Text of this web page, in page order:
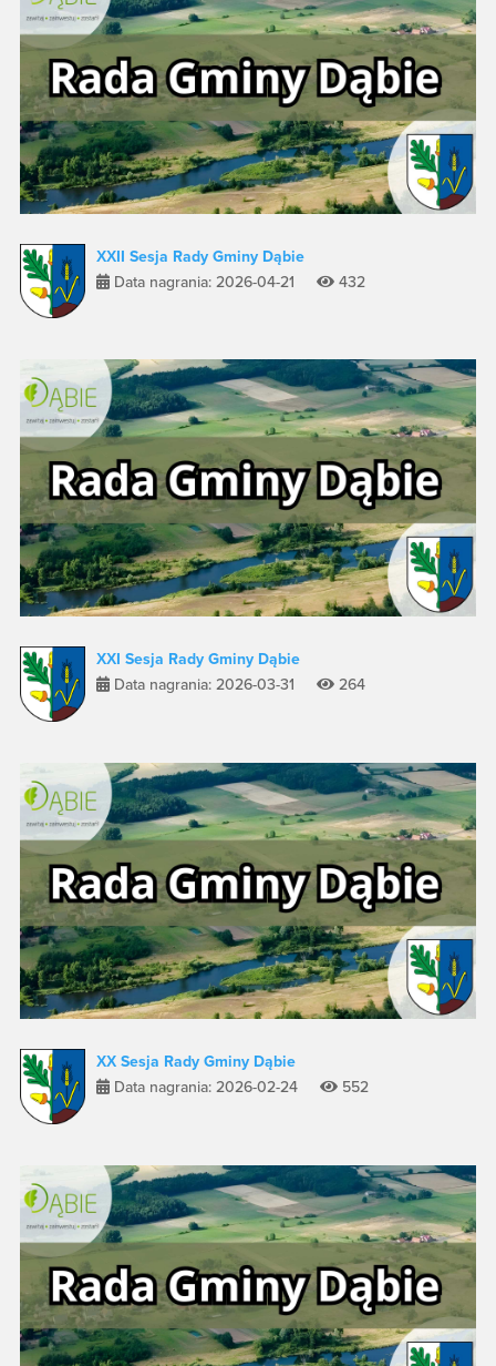
XXII Sesja Rady Gminy Dąbie
Data nagrania: 2026-04-21
432
XXI Sesja Rady Gminy Dąbie
Data nagrania: 2026-03-31
264
XX Sesja Rady Gminy Dąbie
Data nagrania: 2026-02-24
552